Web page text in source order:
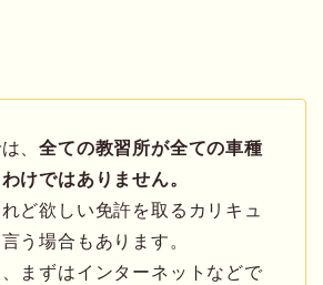
、全ての教習所が全ての車種
けではありません。
ど欲しい免許を取るカリキュ
う場合もあります。
まずはインターネットなどで